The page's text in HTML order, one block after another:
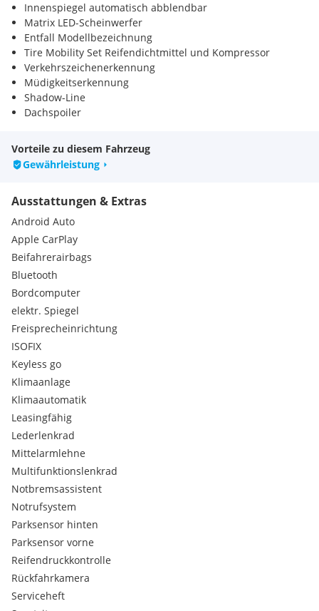
Innenspiegel automatisch abblendbar
Matrix LED-Scheinwerfer
Entfall Modellbezeichnung
Tire Mobility Set Reifendichtmittel und Kompressor
Verkehrszeichenerkennung
Müdigkeitserkennung
Shadow-Line
Dachspoiler
DAB-Radio
Sitz-Fahrer höhenverstellbar
Sitz-Fahrer & Beifahrer höhenverstellbar
Vorteile zu diesem Fahrzeug
Gewährleistung
Ausstattungen & Extras
Android Auto
Apple CarPlay
Beifahrerairbags
Bluetooth
Bordcomputer
elektr. Spiegel
Freisprecheinrichtung
ISOFIX
Keyless go
Klimaanlage
Klimaautomatik
Leasingfähig
Lederlenkrad
Mittelarmlehne
Multifunktionslenkrad
Notbremsassistent
Notrufsystem
Parksensor hinten
Parksensor vorne
Reifendruckkontrolle
Rückfahrkamera
Serviceheft